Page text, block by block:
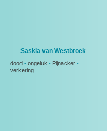
Saskia van Westbroek
dood - ongeluk - Pijnacker -
verkering